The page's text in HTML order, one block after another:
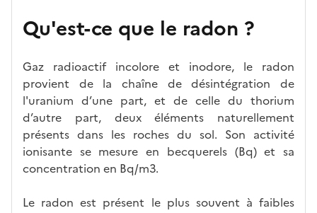
Qu'est-ce que le radon ?
Gaz radioactif incolore et inodore, le radon
provient de la chaîne de désintégration de
l'uranium d’une part, et de celle du thorium
d’autre part, deux éléments naturellement
présents dans les roches du sol. Son activité
ionisante se mesure en becquerels (Bq) et sa
concentration en Bq/m3.
Le radon est présent le plus souvent à faibles